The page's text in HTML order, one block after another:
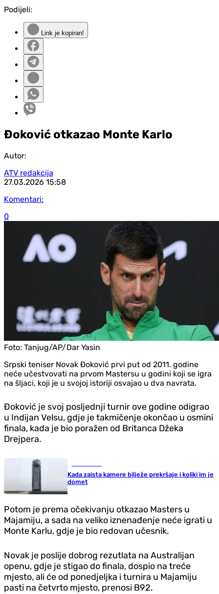
Podijeli:
Link je kopiran!
Đoković otkazao Monte Karlo
Autor:
ATV redakcija
27.03.2026 15:58
Komentari:
0
Foto: Tanjug/AP/Dar Yasin
Srpski teniser Novak Đoković prvi put od 2011. godine
neće učestvovati na prvom Mastersu u godini koji se igra
na šljaci, koji je u svojoj istoriji osvajao u dva navrata.
Đoković je svoj posljednji turnir ove godine odigrao
u Indijan Velsu, gdje je takmičenje okončao u osmini
finala, kada je bio poražen od Britanca Džeka
Drejpera.
Kada zaista kamere bilježe prekršaje i koliki im je
domet
Potom je prema očekivanju otkazao Masters u
Majamiju, a sada na veliko iznenađenje neće igrati u
Monte Karlu, gdje je bio redovan učesnik.
Novak je poslije dobrog rezutlata na Australijan
openu, gdje je stigao do finala, dospio na treće
mjesto, ali će od ponedjeljka i turnira u Majamiju
pasti na četvrto mjesto, prenosi B92.